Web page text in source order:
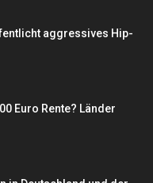
aggressives Hip-
Euro Rente? Länder